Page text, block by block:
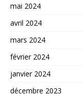
mai 2024
avril 2024
mars 2024
février 2024
janvier 2024
décembre 2023